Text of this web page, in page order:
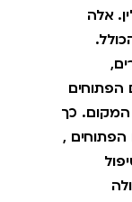
אלה
הפתוחים
המקום. כך
,